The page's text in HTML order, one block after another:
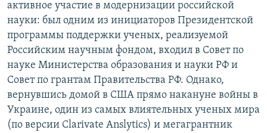
активное участие в модернизации российской
науки: был одним из инициаторов Президентской
программы поддержки ученых, реализуемой
Российским научным фондом, входил в Совет по
науке Министерства образования и науки РФ и
Совет по грантам Правительства РФ. Однако,
вернувшись домой в США прямо накануне войны в
Украине, один из самых влиятельных ученых мира
(по версии Clarivate Anslytics) и мегагрантник